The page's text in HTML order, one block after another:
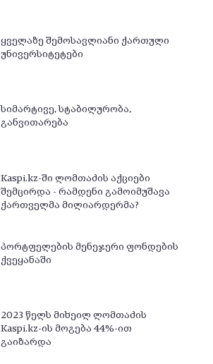
ყველაზე შემოსავლიანი ქართული
უნივერსიტეტები
სიმარტივე, სტაბილურობა,
განვითარება
Kaspi.kz-ში ლომთაძის აქციები
შემცირდა - რამდენი გამოიმუშავა
ქართველმა მილიარდერმა?
პორტფელების მენეჯერი ფონდების
ქვეყანაში
2023 წელს მიხეილ ლომთაძის
Kaspi.kz-ის მოგება 44%-ით
გაიზარდა